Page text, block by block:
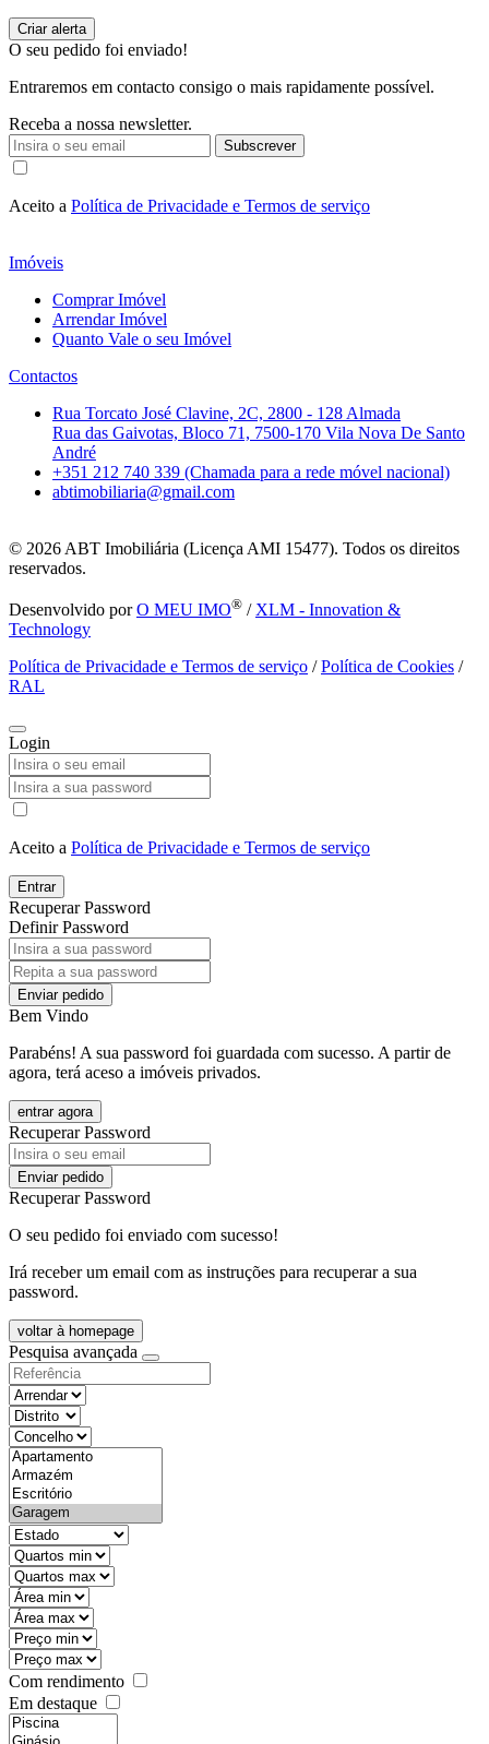
O seu pedido foi enviado!
Entraremos em contacto consigo o mais rapidamente possível.
Receba a nossa newsletter.
Subscrever
Aceito a Política de Privacidade e Termos de serviço
Imóveis
Comprar Imóvel
Arrendar Imóvel
Quanto Vale o seu Imóvel
Contactos
Rua Torcato José Clavine, 2C, 2800 - 128 Almada
Rua das Gaivotas, Bloco 71, 7500-170 Vila Nova De Santo
André
+351 212 740 339 (Chamada para a rede móvel nacional)
abtimobiliaria@gmail.com
© 2026 ABT Imobiliária (Licença AMI 15477). Todos os direitos
reservados.
Desenvolvido porO MEU IMO® / XLM - Innovation &
Technology
Política de Privacidade e Termos de serviço /Política de Cookies /
RAL
Login
Aceito a Política de Privacidade e Termos de serviço
Entrar
Recuperar Password
Definir Password
Enviar pedido
Bem Vindo
Parabéns! A sua password foi guardada com sucesso. A partir de
agora, terá aceso a imóveis privados.
entrar agora
Recuperar Password
Enviar pedido
Recuperar Password
O seu pedido foi enviado com sucesso!
Irá receber um email com as instruções para recuperar a sua
password.
voltar à homepage
Pesquisa avançada
objective
districtId
countyId
types
state
mintypo
maxtypo
minarea
maxarea
minprice
maxprice
Com rendimento
Em destaque
features